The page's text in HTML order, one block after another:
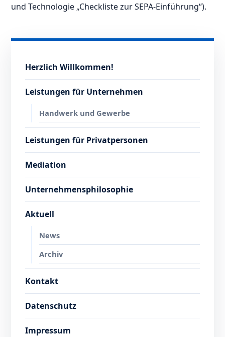
und Technologie „Checkliste zur SEPA-Einführung“).
Herzlich Willkommen!
Leistungen für Unternehmen
Handwerk und Gewerbe
Leistungen für Privatpersonen
Mediation
Unternehmensphilosophie
Aktuell
News
Archiv
Kontakt
Datenschutz
Impressum